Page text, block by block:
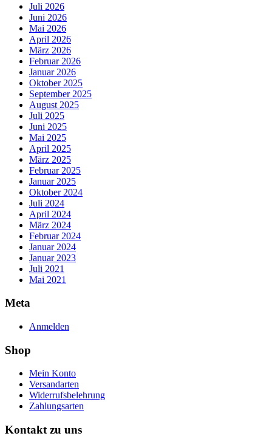
Juli 2026
Juni 2026
Mai 2026
April 2026
März 2026
Februar 2026
Januar 2026
Oktober 2025
September 2025
August 2025
Juli 2025
Juni 2025
Mai 2025
April 2025
März 2025
Februar 2025
Januar 2025
Oktober 2024
Juli 2024
April 2024
März 2024
Februar 2024
Januar 2024
Januar 2023
Juli 2021
Mai 2021
Meta
Anmelden
Shop
Mein Konto
Versandarten
Widerrufsbelehrung
Zahlungsarten
Kontakt zu uns